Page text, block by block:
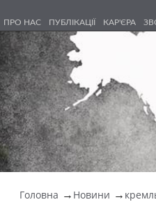
ПРО НАС ПУБЛІКАЦІЇ КАР'ЄРА
Головна Новини